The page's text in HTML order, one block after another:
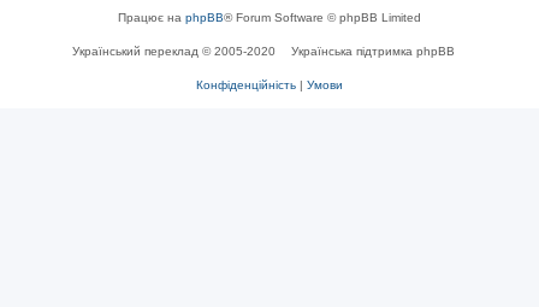
Працює на phpBB® Forum Software © phpBB Limited
Український переклад © 2005-2020 Українська підтримка phpBB
Конфіденційність | Умови